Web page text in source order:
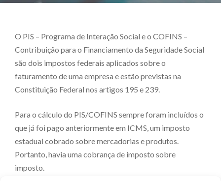
O PIS – Programa de Interação Social e o COFINS –
Contribuição para o Financiamento da Seguridade Social
são dois impostos federais aplicados sobre o
faturamento de uma empresa e estão previstas na
Constituição Federal nos artigos 195 e 239.
Para o cálculo do PIS/COFINS sempre foram incluídos o
que já foi pago anteriormente em ICMS, um imposto
estadual cobrado sobre mercadorias e produtos.
Portanto, havia uma cobrança de imposto sobre
imposto.